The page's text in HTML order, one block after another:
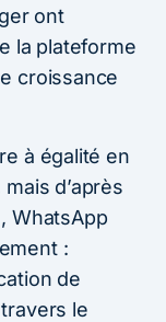
ont
la plateforme
croissance
à égalité en
d’après
WhatsApp
:
de
le